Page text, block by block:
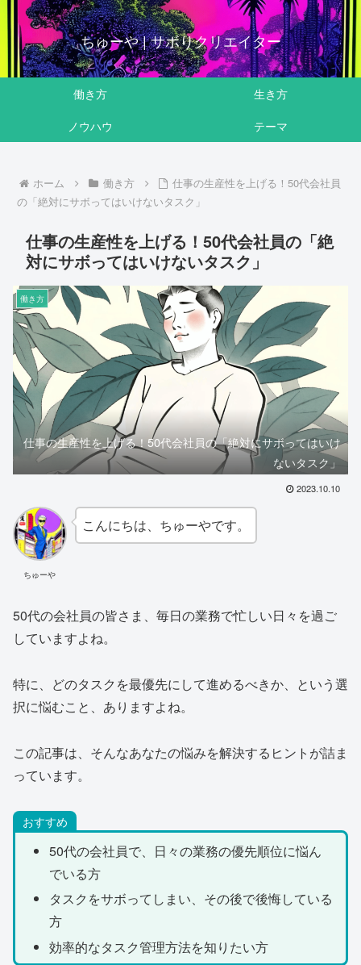
ちゅーや | サボりクリエイター
働き方
生き方
ノウハウ
テーマ
ホーム 働き方
仕事の生産性を上げる！50代会社員
の「絶対にサボってはいけないタスク」
仕事の生産性を上げる！50代会社員の「絶
対にサボってはいけないタスク」
働き方
仕事の生産性を上げる！50代会社員の「絶対にサボってはいけ
ないタスク」
2023.10.10
ちゅーや
こんにちは、ちゅーやです。
50代の会社員の皆さま、毎日の業務で忙しい日々を過ご
していますよね。
特に、どのタスクを最優先にして進めるべきか、という選
択に悩むこと、ありますよね。
この記事は、そんなあなたの悩みを解決するヒントが詰ま
っています。
おすすめ
50代の会社員で、日々の業務の優先順位に悩ん
でいる方
タスクをサボってしまい、その後で後悔している
方
効率的なタスク管理方法を知りたい方